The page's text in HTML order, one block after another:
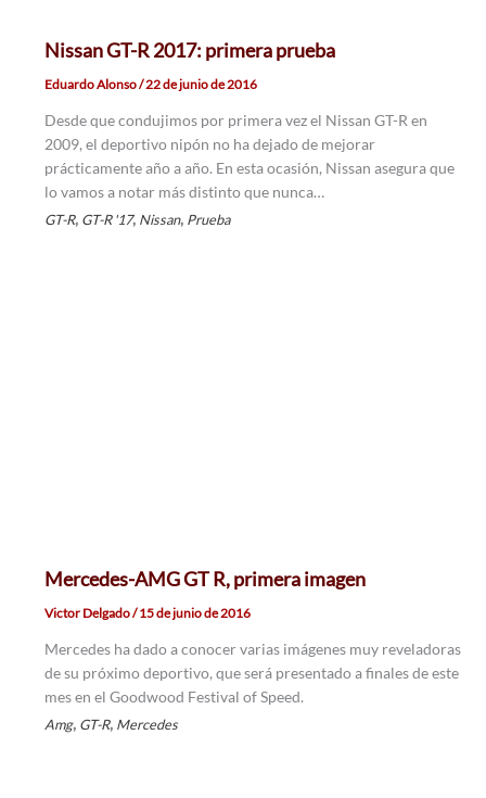
Nissan GT-R 2017: primera prueba
Eduardo Alonso/22 de junio de 2016
Desde que condujimos por primera vez el Nissan GT-R en
2009, el deportivo nipón no ha dejado de mejorar
prácticamente año a año. En esta ocasión, Nissan asegura que
lo vamos a notar más distinto que nunca…
GT-R, GT-R '17, Nissan, Prueba
Mercedes-AMG GT R, primera imagen
Victor Delgado/15 de junio de 2016
Mercedes ha dado a conocer varias imágenes muy reveladoras
de su próximo deportivo, que será presentado a finales de este
mes en el Goodwood Festival of Speed.
Amg, GT-R, Mercedes